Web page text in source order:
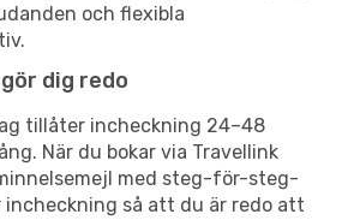
och flexibla
dig redo
tillåter incheckning 24–48
När du bokar via Travellink
med steg-för-steg-
så att du är redo att